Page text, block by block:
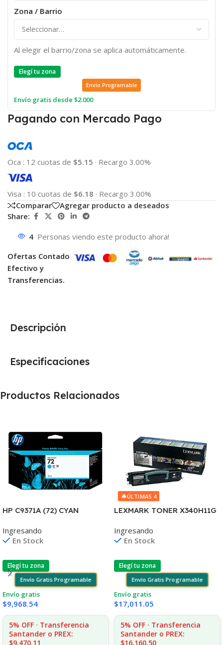
Zona / Barrio
Al elegir el barrio/zona se aplica automáticamente.
Elegí tu zona
Envio Programable
Envío gratis desde $2.000
Pagando con Mercado Pago
Oca : 12 cuotas de $5.15 · Recargo 3.00%
Visa : 10 cuotas de $6.18 · Recargo 3.00%
Comparar
Agregar producto a deseados
Share:
4 Personas viendo este producto ahora!
Ofertas Contado
Efectivo y
Transferencias.
Descripción
Especificaciones
Productos Relacionados
HP C9371A (72) CYAN
795/790 130ML UK
Ingresando
En Stock
Elegí tu zona
Envío Gratis Programable
Envío gratis
$9,968.54
5% OFF · Transferencia
Santander o PREX:
$9,470.11
🔥ÚLTIMAS 4
LEXMARK TONER X340H11G
CP
Ingresando
En Stock
Elegí tu zona
Envío Gratis Programable
Envío gratis
$17,011.05
5% OFF · Transferencia
Santander o PREX:
$16,160.50